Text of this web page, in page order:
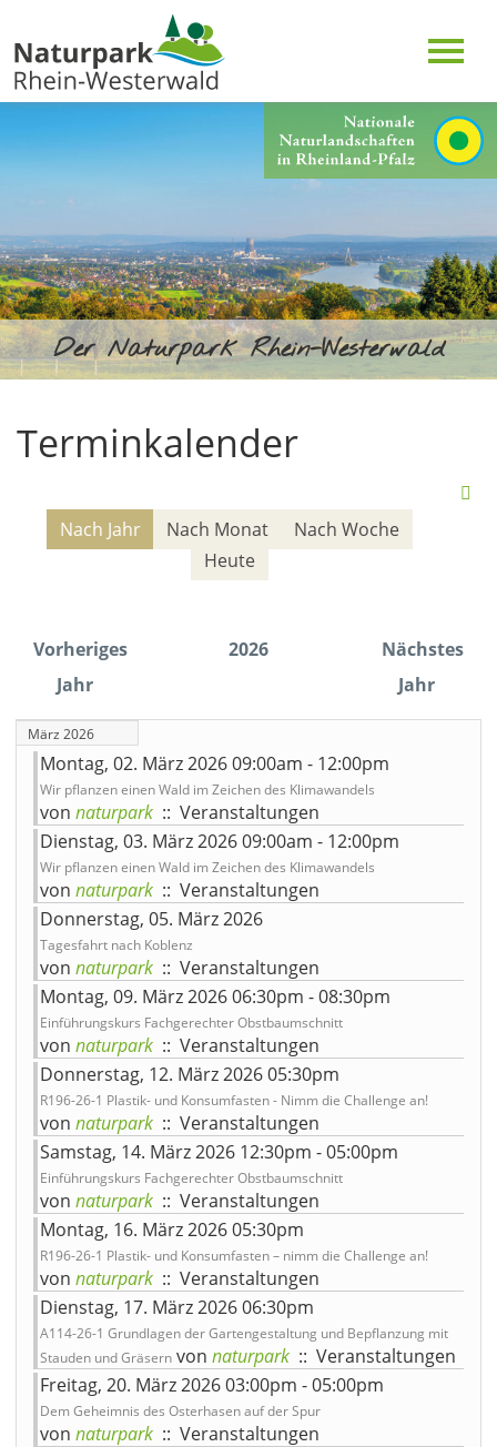
Der Naturpark Rhein-Westerwald
Terminkalender
Nach Jahr Nach Monat
Nach Woche
Heute
Vorheriges
Jahr
2026
Nächstes
Jahr
März 2026
Montag, 02. März 2026 09:00am - 12:00pm
Wir pflanzen einen Wald im Zeichen des Klimawandels
von naturpark :: Veranstaltungen
Dienstag, 03. März 2026 09:00am - 12:00pm
Wir pflanzen einen Wald im Zeichen des Klimawandels
von naturpark :: Veranstaltungen
Donnerstag, 05. März 2026
Tagesfahrt nach Koblenz
von naturpark :: Veranstaltungen
Montag, 09. März 2026 06:30pm - 08:30pm
Einführungskurs Fachgerechter Obstbaumschnitt
von naturpark :: Veranstaltungen
Donnerstag, 12. März 2026 05:30pm
R196-26-1 Plastik- und Konsumfasten - Nimm die Challenge an!
von naturpark :: Veranstaltungen
Samstag, 14. März 2026 12:30pm - 05:00pm
Einführungskurs Fachgerechter Obstbaumschnitt
von naturpark :: Veranstaltungen
Montag, 16. März 2026 05:30pm
R196-26-1 Plastik- und Konsumfasten – nimm die Challenge an!
von naturpark :: Veranstaltungen
Dienstag, 17. März 2026 06:30pm
A114-26-1 Grundlagen der Gartengestaltung und Bepflanzung mit
Stauden und Gräsern von naturpark :: Veranstaltungen
Freitag, 20. März 2026 03:00pm - 05:00pm
Dem Geheimnis des Osterhasen auf der Spur
von naturpark :: Veranstaltungen